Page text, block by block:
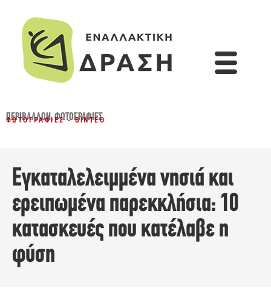
ΠΕΡΙΒΆΛΛΟΝ,ΦΩΤΟΓΡΑΦΊΕΣ
ΦΩΤΟΓΡΑΦΊΕΣ - ΒΊΝΤΕΟ
Εγκαταλελειμμένα νησιά και
ερειπωμένα παρεκκλήσια: 10
κατασκευές που κατέλαβε η
φύση